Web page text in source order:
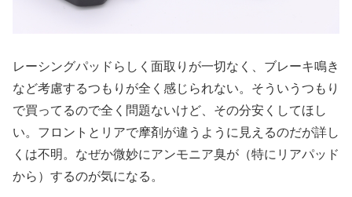
レーシングパッドらしく面取りが一切なく、ブレーキ鳴き
など考慮するつもりが全く感じられない。そういうつもり
で買ってるので全く問題ないけど、その分安くしてほし
い。フロントとリアで摩剤が違うように見えるのだが詳し
くは不明。なぜか微妙にアンモニア臭が（特にリアパッド
から）するのが気になる。